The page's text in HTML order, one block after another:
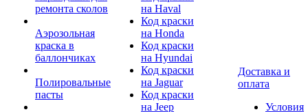
ремонта сколов
Аэрозольная
краска в
баллончиках
Полировальные
пасты
на Haval
Код краски
на Honda
Код краски
на Hyundai
Код краски
на Jaguar
Код краски
на Jeep
Доставка и
оплата
Условия